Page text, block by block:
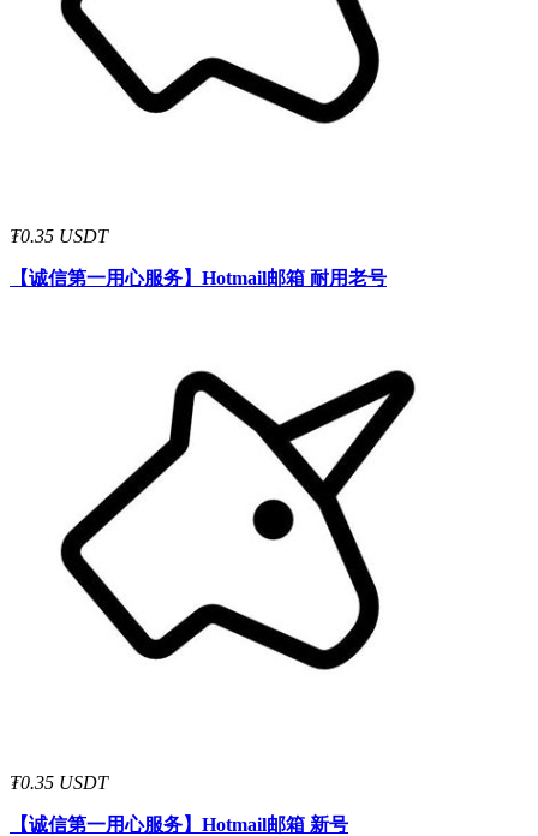
₮0.35 USDT
【诚信第一用心服务】 Hotmail邮箱 耐用老号
₮0.35 USDT
【诚信第一用心服务】 Hotmail邮箱 新号